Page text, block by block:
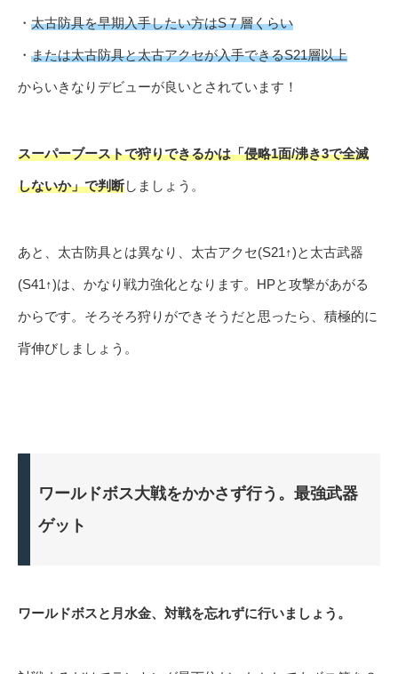
・ 太古防具を早期入手したい方はS７層くらい
・ または太古防具と太古アクセが入手できるS21層以上
からいきなりデビューが良いとされています！
スーパーブーストで狩りできるかは「侵略1面/沸き3で全滅
しないか」で判断しましょう。
あと、太古防具とは異なり、太古アクセ(S21↑)と太古武器
(S41↑)は、かなり戦力強化となります。HPと攻撃があがる
からです。そろそろ狩りができそうだと思ったら、積極的に
背伸びしましょう。
ワールドボス大戦をかかさず行う。最強武器
ゲット
ワールドボスと月水金、対戦を忘れずに行いましょう。